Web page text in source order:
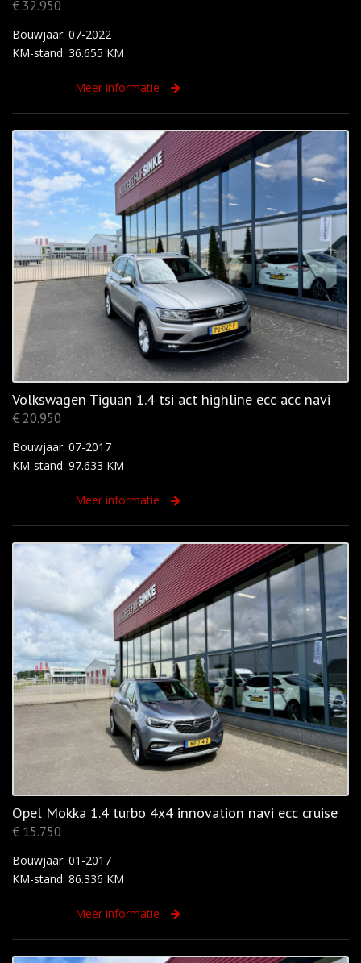
€ 32.950
Bouwjaar: 07-2022
KM-stand: 36.655 KM
Meer informatie
Volkswagen Tiguan 1.4 tsi act highline ecc acc navi
€ 20.950
Bouwjaar: 07-2017
KM-stand: 97.633 KM
Meer informatie
Opel Mokka 1.4 turbo 4x4 innovation navi ecc cruise
€ 15.750
Bouwjaar: 01-2017
KM-stand: 86.336 KM
Meer informatie